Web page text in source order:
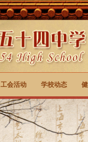
工会活动 学校动态